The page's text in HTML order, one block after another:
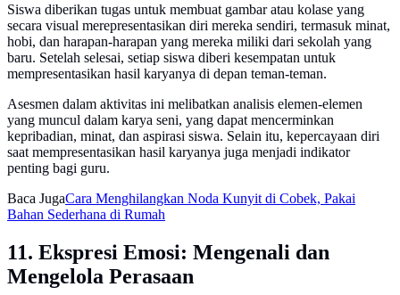
Siswa diberikan tugas untuk membuat gambar atau kolase yang
secara visual merepresentasikan diri mereka sendiri, termasuk minat,
hobi, dan harapan-harapan yang mereka miliki dari sekolah yang
baru. Setelah selesai, setiap siswa diberi kesempatan untuk
mempresentasikan hasil karyanya di depan teman-teman.
Asesmen dalam aktivitas ini melibatkan analisis elemen-elemen
yang muncul dalam karya seni, yang dapat mencerminkan
kepribadian, minat, dan aspirasi siswa. Selain itu, kepercayaan diri
saat mempresentasikan hasil karyanya juga menjadi indikator
penting bagi guru.
Baca JugaCara Menghilangkan Noda Kunyit di Cobek, Pakai
Bahan Sederhana di Rumah
11. Ekspresi Emosi: Mengenali dan
Mengelola Perasaan